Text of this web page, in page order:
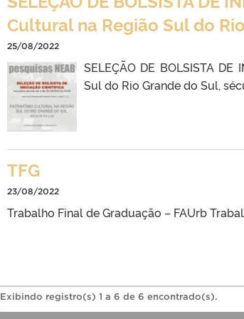
Cultural na Região Sul do
25/08/2022
SELEÇÃO DE BOLSISTA
Sul do Rio Grande do Sul,
TFG
23/08/2022
Trabalho Final de Graduação – FAUrb
Exibindo registro(s) 1 a 6 de 6 encontrado(s).